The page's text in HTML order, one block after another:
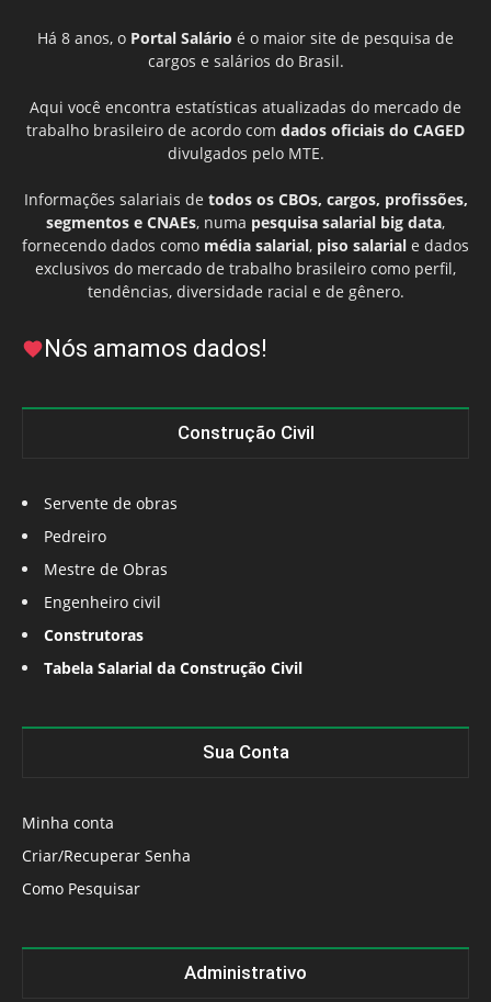
Há 8 anos, o Portal Salário é o maior site de pesquisa de
cargos e salários do Brasil.
Aqui você encontra estatísticas atualizadas do mercado de
trabalho brasileiro de acordo com dados oficiais do CAGED
divulgados pelo MTE.
Informações salariais de todos os CBOs, cargos, profissões,
segmentos e CNAEs, numa pesquisa salarial big data,
fornecendo dados como média salarial, piso salarial e dados
exclusivos do mercado de trabalho brasileiro como perfil,
tendências, diversidade racial e de gênero.
Nós amamos dados!
Construção Civil
Servente de obras
Pedreiro
Mestre de Obras
Engenheiro civil
Construtoras
Tabela Salarial da Construção Civil
Sua Conta
Minha conta
Criar/Recuperar Senha
Como Pesquisar
Administrativo